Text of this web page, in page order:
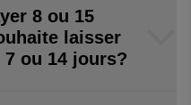
8 ou 15
laisser
ou 14 jours?